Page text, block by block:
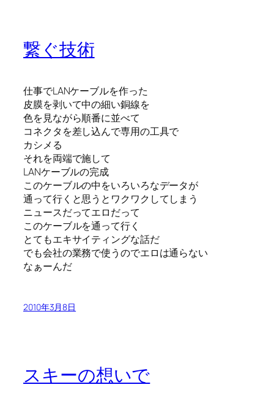
繋ぐ技術
仕事でLANケーブルを作った
皮膜を剥いて中の細い銅線を
色を見ながら順番に並べて
コネクタを差し込んで専用の工具で
カシメる
それを両端で施して
LANケーブルの完成
このケーブルの中をいろいろなデータが
通って行くと思うとワクワクしてしまう
ニュースだってエロだって
このケーブルを通って行く
とてもエキサイティングな話だ
でも会社の業務で使うのでエロは通らない
なぁーんだ
2010年3月8日
スキーの想いで